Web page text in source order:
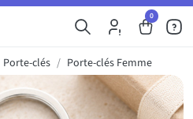
0
Porte-clés Porte-clés Femme